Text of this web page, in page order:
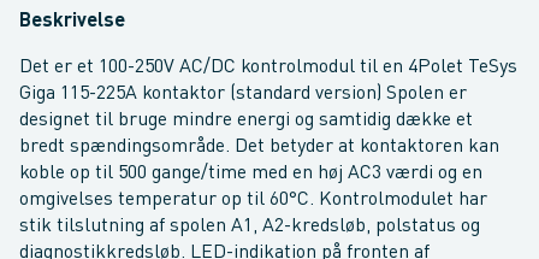
Beskrivelse
Det er et 100-250V AC/DC kontrolmodul til en 4Polet TeSys
Giga 115-225A kontaktor (standard version) Spolen er
designet til bruge mindre energi og samtidig dække et
bredt spændingsområde. Det betyder at kontaktoren kan
koble op til 500 gange/time med en høj AC3 værdi og en
omgivelses temperatur op til 60°C. Kontrolmodulet har
stik tilslutning af spolen A1, A2-kredsløb, polstatus og
diagnostikkredsløb. LED-indikation på fronten af